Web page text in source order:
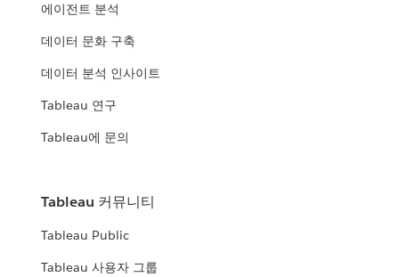
에이전트 분석
데이터 문화 구축
데이터 분석 인사이트
Tableau 연구
Tableau에 문의
Tableau 커뮤니티
Tableau Public
Tableau 사용자 그룹